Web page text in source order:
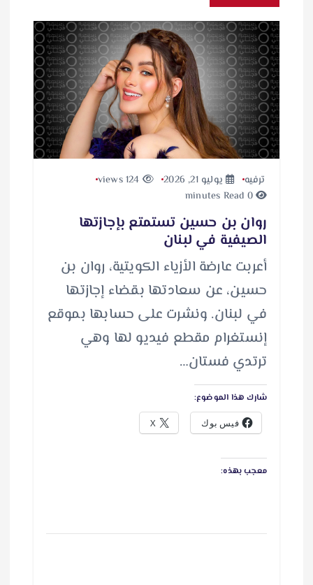
ترفيه يوليو 21, 2026
0 minutes Read
روان بن حسين تستمتع بإجازتها
الصيفية في لبنان
أعربت عارضة الأزياء الكويتية، روان بن
حسين، عن سعادتها بقضاء إجازتها
في لبنان. ونشرت على حسابها بموقع
إنستغرام مقطع فيديو لها وهي
ترتدي فستان…
شارك هذا الموضوع:
فيس بوك X
معجب بهذه: